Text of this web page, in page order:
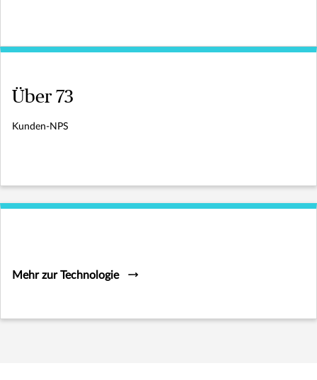
Über 73
Kunden-NPS
Mehr zur Technologie